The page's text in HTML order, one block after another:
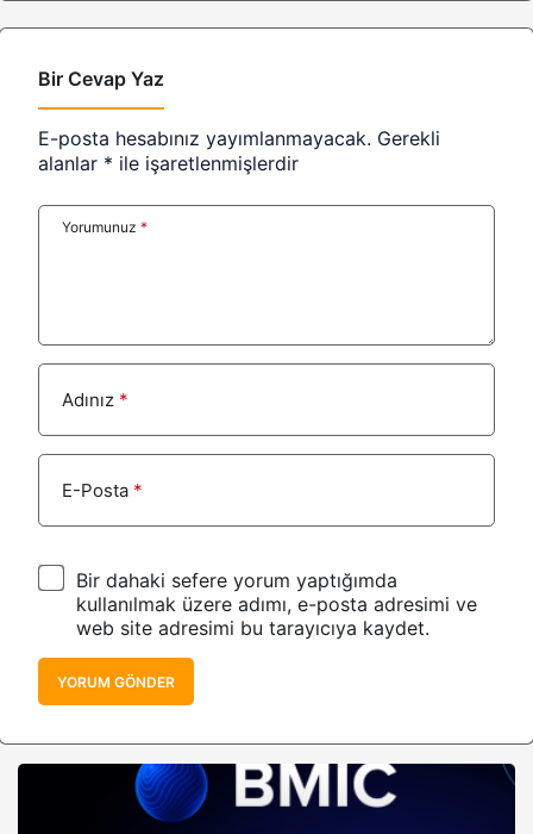
Bir Cevap Yaz
E-posta hesabınız yayımlanmayacak. Gerekli
alanlar * ile işaretlenmişlerdir
Yorumunuz *
Adınız *
E-Posta *
Bir dahaki sefere yorum yaptığımda
kullanılmak üzere adımı, e-posta adresimi ve
web site adresimi bu tarayıcıya kaydet.
YORUM GÖNDER